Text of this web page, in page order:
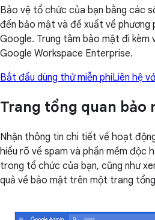
Bảo vệ tổ chức của bạn bằng các
đến bảo mật và đề xuất về phương
Google. Trung tâm bảo mật đi kèm
Google Workspace Enterprise.
Bắt đầu dùng thử miễn phíLiên hệ
Trang tổng quan bảo
Nhận thông tin chi tiết về hoạt
hiểu rõ về spam và phần mềm độc
trong tổ chức của bạn, cũng như
quả về bảo mật trên một trang